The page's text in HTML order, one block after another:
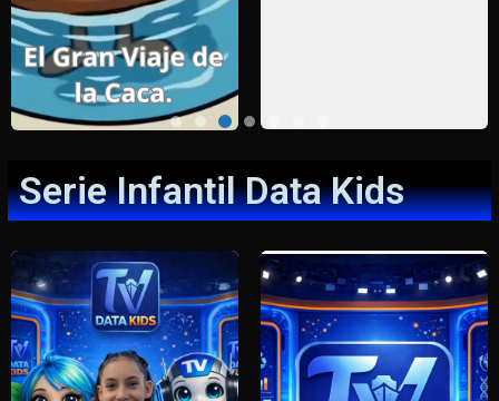
Serie Infantil Data Kids